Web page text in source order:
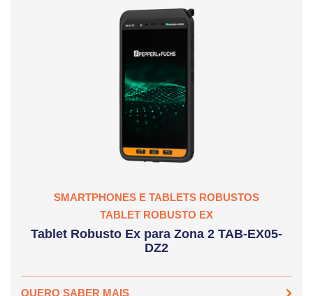
SMARTPHONES E TABLETS ROBUSTOS
TABLET ROBUSTO EX
Tablet Robusto Ex para Zona 2 TAB-EX05-
DZ2
QUERO SABER MAIS